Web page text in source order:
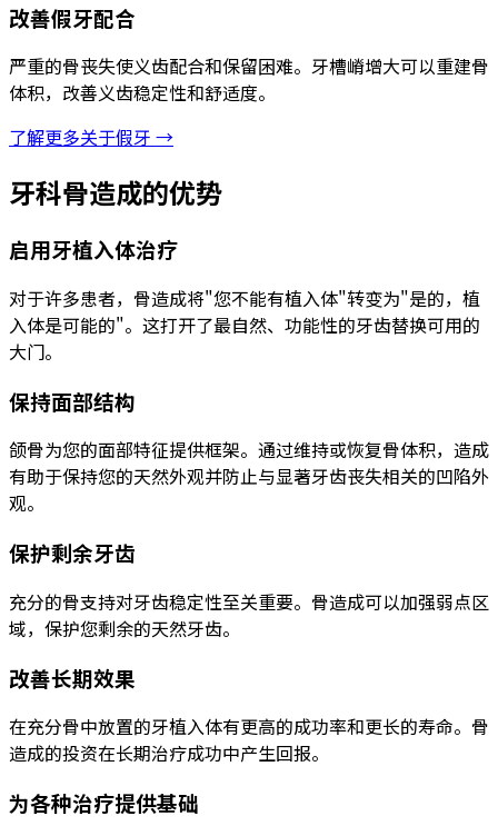
改善假牙配合
严重的骨丧失使义齿配合和保留困难。牙槽嵴增大可以重建骨
体积，改善义齿稳定性和舒适度。
了解更多关于假牙 →
牙科骨造成的优势
启用牙植入体治疗
对于许多患者，骨造成将"您不能有植入体"转变为"是的，植
入体是可能的"。这打开了最自然、功能性的牙齿替换可用的
大门。
保持面部结构
颌骨为您的面部特征提供框架。通过维持或恢复骨体积，造成
有助于保持您的天然外观并防止与显著牙齿丧失相关的凹陷外
观。
保护剩余牙齿
充分的骨支持对牙齿稳定性至关重要。骨造成可以加强弱点区
域，保护您剩余的天然牙齿。
改善长期效果
在充分骨中放置的牙植入体有更高的成功率和更长的寿命。骨
造成的投资在长期治疗成功中产生回报。
为各种治疗提供基础